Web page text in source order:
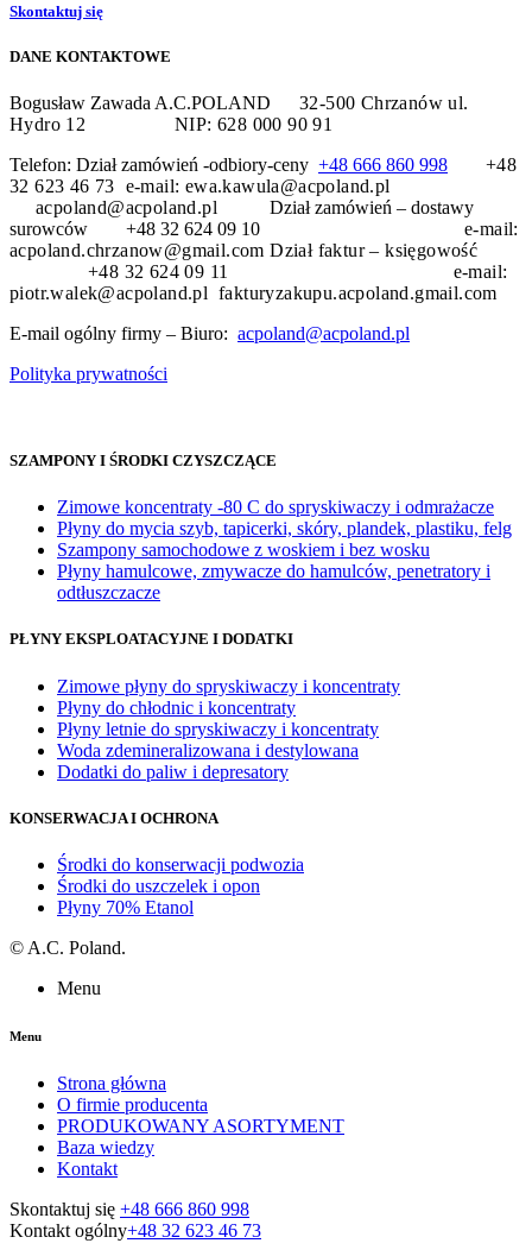
Skontaktuj się
DANE KONTAKTOWE
Bogusław Zawada A.C.POLAND 32-500 Chrzanówul.
Hydro 12NIP: 628 000 90 91
Telefon: Dział zamówień -odbiory-ceny +48 666 860 998
+48
32 623 46 73 e-mail: ewa.kawula@acpoland.pl
acpoland@acpoland.pl Dział zamówień – dostawy
surowców +48 32 624 09 10 e-mail:
acpoland.chrzanow@gmail.comDział faktur – księgowość
+48 32 624 09 11 e-mail:
piotr.walek@acpoland.pl fakturyzakupu.acpoland.gmail.com
E-mail ogólny firmy – Biuro: acpoland@acpoland.pl
Polityka prywatności
SZAMPONY I ŚRODKI CZYSZCZĄCE
Zimowe koncentraty -80 C do spryskiwaczy i odmrażacze
Płyny do mycia szyb, tapicerki, skóry, plandek, plastiku, felg
Szampony samochodowe z woskiem i bez wosku
Płyny hamulcowe, zmywacze do hamulców, penetratory i
odtłuszczacze
PŁYNY EKSPLOATACYJNE I DODATKI
Zimowe płyny do spryskiwaczy i koncentraty
Płyny do chłodnic i koncentraty
Płyny letnie do spryskiwaczy i koncentraty
Woda zdemineralizowana i destylowana
Dodatki do paliw i depresatory
KONSERWACJA I OCHRONA
Środki do konserwacji podwozia
Środki do uszczelek i opon
Płyny 70% Etanol
© A.C. Poland.
Menu
Menu
Strona główna
O firmie producenta
PRODUKOWANY ASORTYMENT
Baza wiedzy
Kontakt
Skontaktuj się +48 666 860 998
Kontakt ogólny+48 32 623 46 73